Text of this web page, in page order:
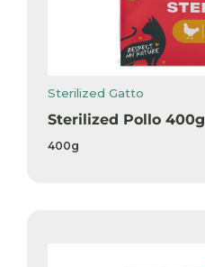
Sterilized Gatto
Sterilized Pollo 400g
400g